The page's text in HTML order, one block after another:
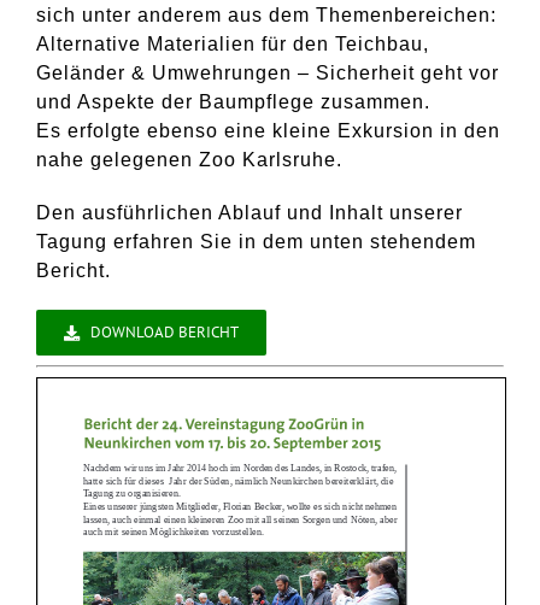
sich unter anderem aus dem Themenbereichen:
Alternative Materialien für den Teichbau,
Geländer & Umwehrungen – Sicherheit geht vor
und Aspekte der Baumpflege zusammen.
Es erfolgte ebenso eine kleine Exkursion in den
nahe gelegenen Zoo Karlsruhe.
Den ausführlichen Ablauf und Inhalt unserer
Tagung erfahren Sie in dem unten stehendem
Bericht.
DOWNLOAD BERICHT